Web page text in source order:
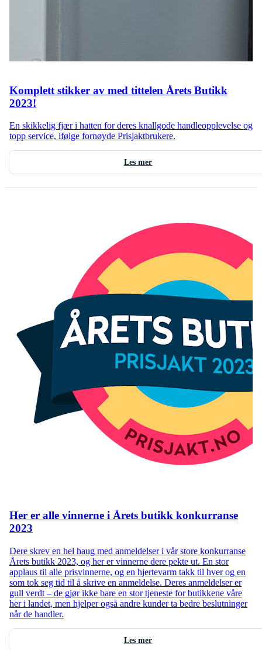
Komplett stikker av med tittelen Årets Butikk
2023!
En skikkelig fjær i hatten for deres knallgode handleopplevelse og
topp service, ifølge fornøyde Prisjaktbrukere.
Les mer
Her er alle vinnerne i Årets butikk konkurranse
2023
Dere skrev en hel haug med anmeldelser i vår store konkurranse
Årets butikk 2023, og her er vinnerne dere pekte ut. En stor
applaus til alle prisvinnerne, og en hjertevarm takk til hver og en
som tok seg tid til å skrive en anmeldelse. Deres anmeldelser er
gull verdt – de gjør ikke bare en stor tjeneste for butikkene våre
her i landet, men hjelper også andre kunder ta bedre beslutninger
når de handler.
Les mer